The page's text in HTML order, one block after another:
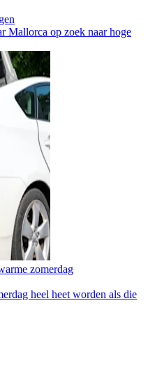
Mallorca op zoek naar hoge
zomerdag
heel heet worden als die